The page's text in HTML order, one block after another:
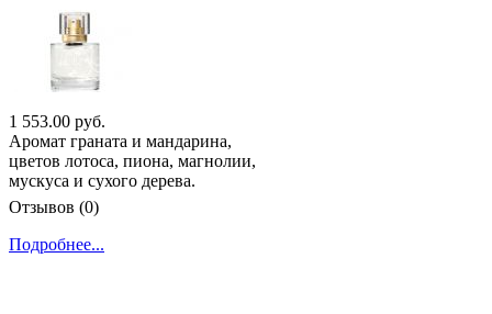
1 553.00 руб.
Аромат граната и мандарина,
цветов лотоса, пиона, магнолии,
мускуса и сухого дерева.
Отзывов (0)
Подробнее...